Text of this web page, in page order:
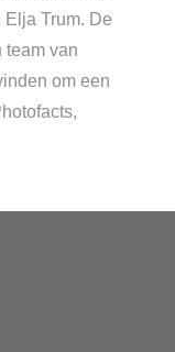
Trum. De
team van
om een